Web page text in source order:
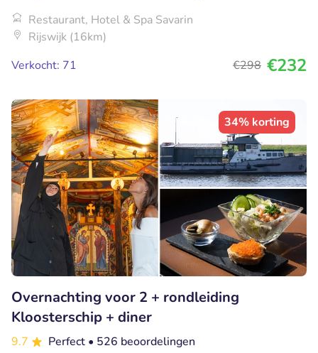
Restaurant, Hotel & Spa Savarin
Rijswijk (16km)
Verkocht: 71
€298 €232
34% korting
Overnachting voor 2 + rondleiding
Kloosterschip + diner
9.7 Perfect • 526 beoordelingen